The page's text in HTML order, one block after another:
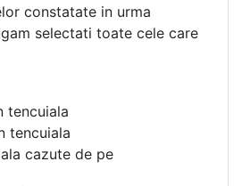
constatate in urma
selectati toate cele care
tencuiala
tencuiala
cazute de pe